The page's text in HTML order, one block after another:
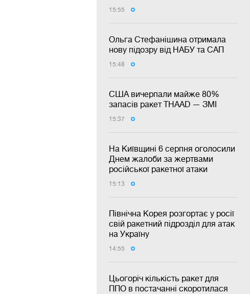
15:55
Ольга Стефанішина отримала
нову підозру від НАБУ та САП
15:48
США вичерпали майже 80%
запасів ракет THAAD — ЗМІ
15:37
На Київщині 6 серпня оголосили
Днем жалоби за жертвами
російської ракетної атаки
15:13
Північна Корея розгортає у росії
свій ракетний підрозділ для атак
на Україну
14:55
Цьогоріч кількість ракет для
ППО в постачанні скоротилася